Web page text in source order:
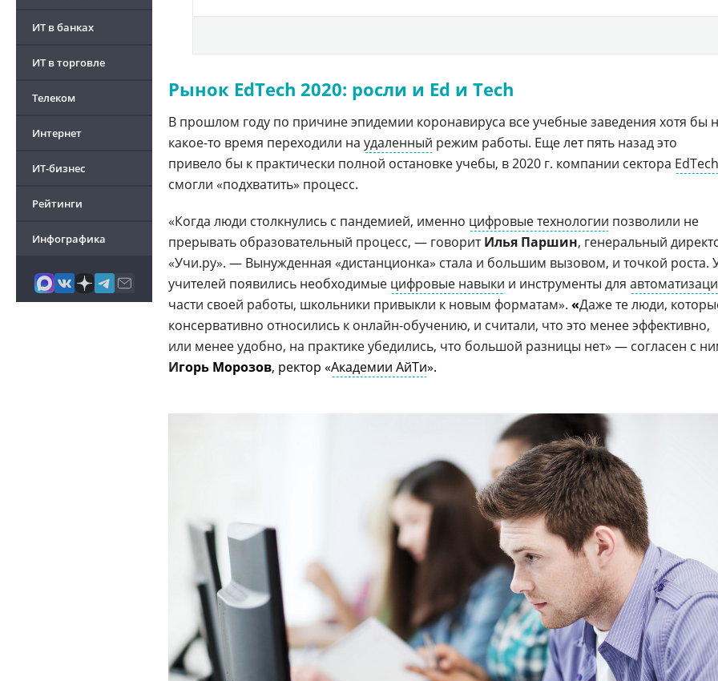
ИТ в банках
ИТ в торговле
Телеком
Интернет
ИТ-бизнес
Рейтинги
Инфографика
Рынок EdTech 2020: росли и Ed и Tech
В прошлом году по причине эпидемии коронавируса все учебные заведения хотя бы
какое-то время переходили на удаленный режим работы. Еще лет пять назад это
привело бы к практически полной остановке учебы, в 2020 г. компании сектора EdTech
смогли «подхватить» процесс.
«Когда люди столкнулись с пандемией, именно цифровые технологии позволили не
прерывать образовательный процесс, — говоритИлья Паршин, генеральный
«Учи.ру». — Вынужденная «дистанционка» стала и большим вызовом, и точкой роста.
учителей появились необходимые цифровые навыки и инструменты для
части своей работы, школьники привыкли к новым форматам». «Даже те люди,
консервативно относились к онлайн-обучению, и считали, что это менее эффективно,
или менее удобно, на практике убедились, что большой разницы нет» — согласен с
Игорь Морозов, ректор «Академии АйТи».